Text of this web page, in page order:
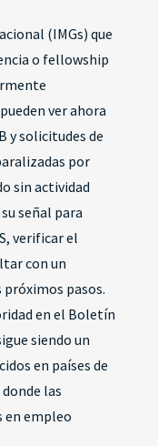
(IMGs) que
o fellowship
ver ahora
y solicitudes de
por
sin actividad
señal para
verificar el
con un
pasos.
en el Boletín
siendo un
en países de
las
en empleo